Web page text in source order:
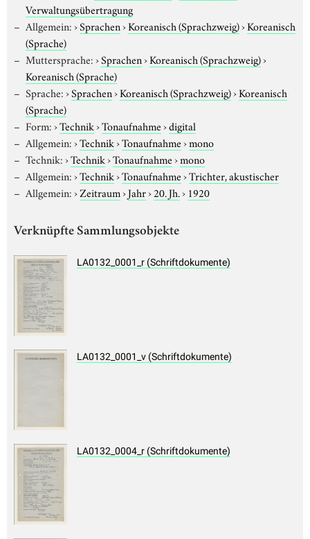
Verwaltungsübertragung
Allgemein:›Sprachen›Koreanisch (Sprachzweig)›Koreanisch
(Sprache)
Muttersprache:›Sprachen›Koreanisch (Sprachzweig)›
Koreanisch (Sprache)
Sprache:›Sprachen›Koreanisch (Sprachzweig)›Koreanisch
(Sprache)
Form:›Technik›Tonaufnahme›digital
Allgemein:›Technik›Tonaufnahme›mono
Technik:›Technik›Tonaufnahme›mono
Allgemein:›Technik›Tonaufnahme›Trichter, akustischer
Allgemein:›Zeitraum›Jahr›20. Jh.› 1920
Verknüpfte Sammlungsobjekte
LA0132_0001_r (Schriftdokumente)
LA0132_0001_v (Schriftdokumente)
LA0132_0004_r (Schriftdokumente)